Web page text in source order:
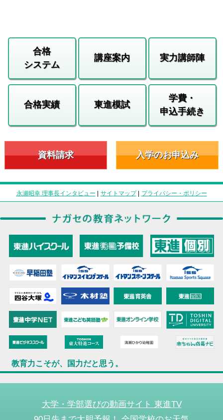
合格
システム
講座案内 実力講師陣
合格実績 東進模試
学費・
申込手続き
資料請求 入学のお申込み
永瀬昭幸 理事長インタビュー | サイトマップ| プライバシー・ポリシー
教育力こそが、国力だと思う。
大学・学部選びの動画サイト 東進TV